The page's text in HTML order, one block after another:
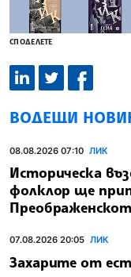
СПОДЕЛЕТЕ
ВОДЕЩИ
08.08.2026 07:10 ЛИК
Историческа
фолклор ще
07.08.2026 20:05 ЛИК
Захарите от